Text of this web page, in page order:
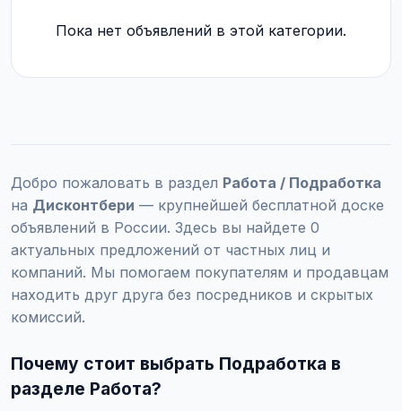
Пока нет объявлений в этой категории.
Добро пожаловать в раздел Работа / Подработка
на Дисконтбери — крупнейшей бесплатной доске
объявлений в России. Здесь вы найдете 0
актуальных предложений от частных лиц и
компаний. Мы помогаем покупателям и продавцам
находить друг друга без посредников и скрытых
комиссий.
Почему стоит выбрать Подработка в
разделе Работа?